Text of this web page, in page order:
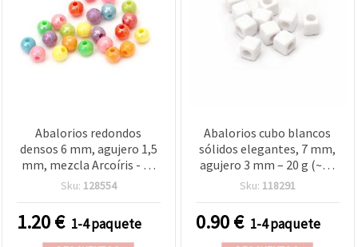
Abalorios redondos
densos 6 mm, agujero 1,5
mm, mezcla Arcoíris - 50
g ~ 500 uds
Sku: 128554
1.20€ 1-4 paquete
Abalorios cubo blancos
sólidos elegantes, 7 mm,
agujero 3 mm – 20 g (~70
uds), perfectos para
bisutería creativa
Sku: 118291
0.90€ 1-4 paquete